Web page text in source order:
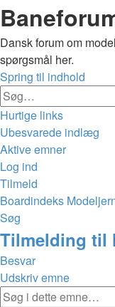
Dansk forum om
spørgsmål her.
Spring til indhold
Hurtige links
Ubesvarede indlæg
Aktive emner
Log ind
Tilmeld
Boardindeks
Søg
Tilmelding til
Besvar
Udskriv emne